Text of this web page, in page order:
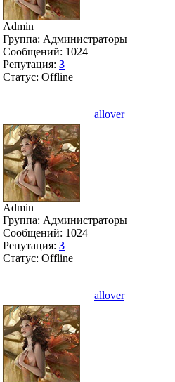
Admin
Группа: Администраторы
Сообщений: 1024
Репутация: 3
Статус: Offline
allover
Admin
Группа: Администраторы
Сообщений: 1024
Репутация: 3
Статус: Offline
allover